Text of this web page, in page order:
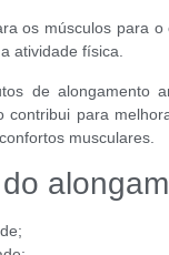
os músculos para o
atividade física.
de alongamento
contribui para
musculares.